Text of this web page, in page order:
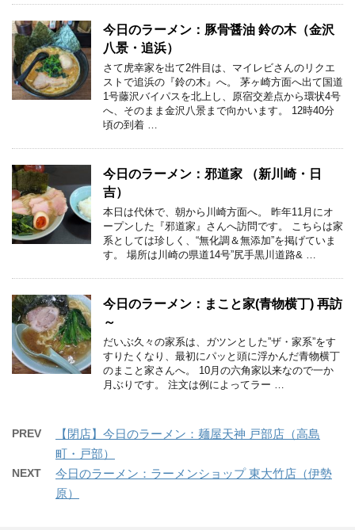
今日のラーメン：豚骨醤油 鈴の木（金沢
八景・追浜）
さて虎幸家を出て2件目は、マイレビさんのリクエ
ストで追浜の『鈴の木』へ。 茅ヶ崎方面へ出て国道
1号藤沢バイパスを北上し、原宿交差点から環状4号
へ、そのまま金沢八景まで向かいます。 12時40分
頃の到着 …
今日のラーメン：邪道家 （新川崎・日
吉）
本日は代休で、朝から川崎方面へ。 昨年11月にオ
ープンした『邪道家』さんへ訪問です。 こちらは家
系としては珍しく、“無化調＆無添加”を掲げていま
す。 場所は川崎の県道14号”尻手黒川道路& …
今日のラーメン：まこと家(青物横丁) 再訪
～
だいぶ久々の家系は、ガツンとした”ザ・家系”をす
すりたくなり、最初にパッと頭に浮かんだ青物横丁
のまこと家さんへ。 10月の六角家以来なので一か
月ぶりです。 注文は例によってラー …
PREV
【閉店】今日のラーメン：麺屋天神 戸部店（高島
町・戸部）
NEXT
今日のラーメン：ラーメンショップ 東大竹店（伊勢
原）